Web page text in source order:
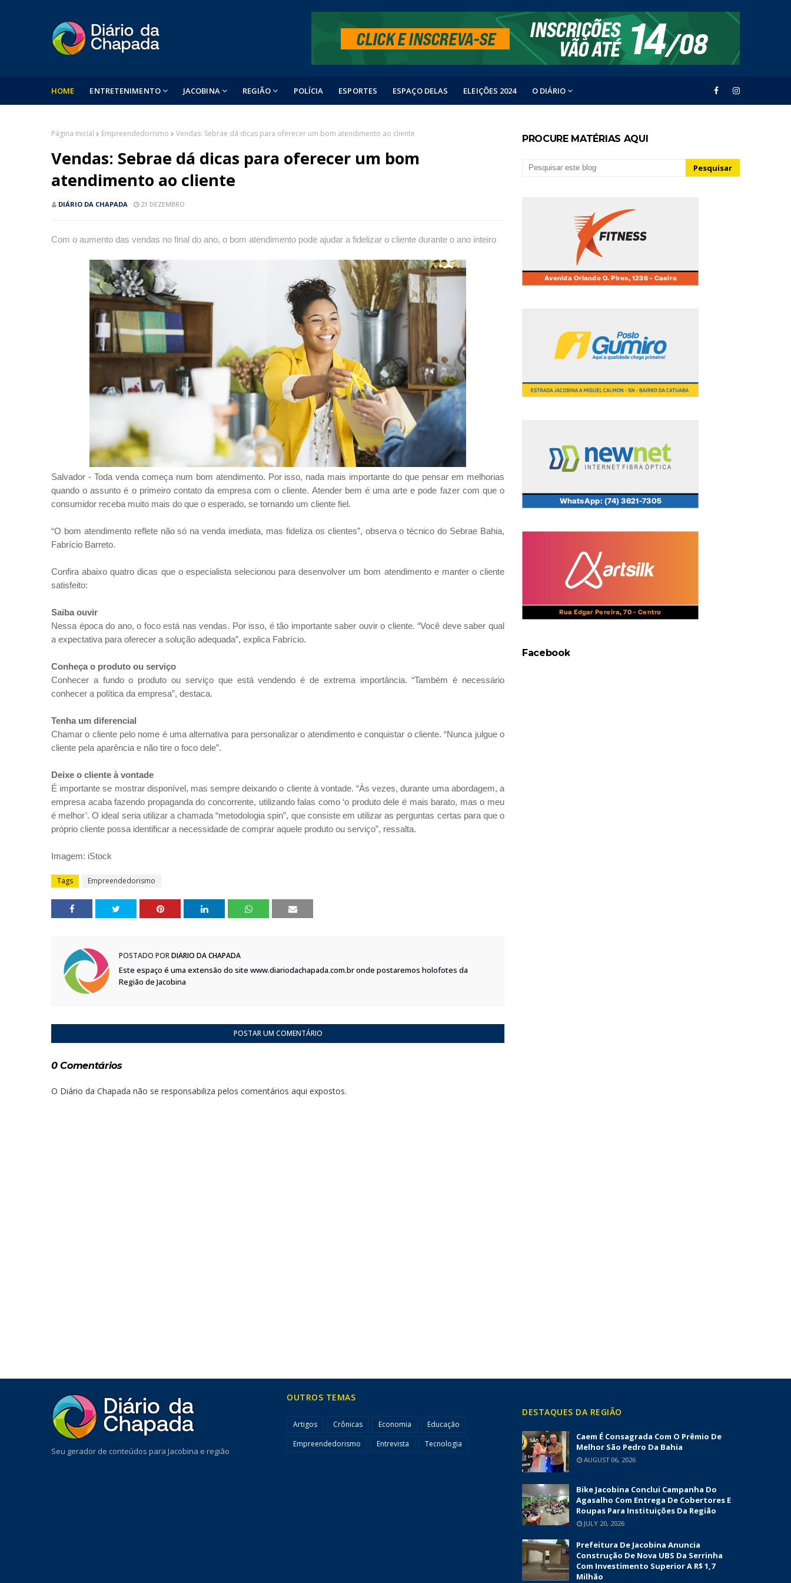
HOME ENTRETENIMENTO JACOBINA REGIÃO POLÍCIA ESPORTES ESPAÇO DELAS ELEIÇÕES 2024 O DIÁRIO
Página inicial Empreendedorismo Vendas: Sebrae dá dicas para oferecer um bom atendimento ao cliente
Vendas: Sebrae dá dicas para oferecer um bom
atendimento ao cliente
DIÁRIO DA CHAPADA 21 DEZEMBRO
Com o aumento das vendas no final do ano, o bom atendimento pode ajudar a fidelizar o cliente durante o ano inteiro
Salvador - Toda venda começa num bom atendimento. Por isso, nada mais importante do que pensar em melhorias
quando o assunto é o primeiro contato da empresa com o cliente. Atender bem é uma arte e pode fazer com que o
consumidor receba muito mais do que o esperado, se tornando um cliente fiel.
“O bom atendimento reflete não só na venda imediata, mas fideliza os clientes”, observa o técnico do Sebrae Bahia,
Fabrício Barreto.
Confira abaixo quatro dicas que o especialista selecionou para desenvolver um bom atendimento e manter o cliente
satisfeito:
Saiba ouvir
Nessa época do ano, o foco está nas vendas. Por isso, é tão importante saber ouvir o cliente. “Você deve saber qual
a expectativa para oferecer a solução adequada”, explica Fabrício.
Conheça o produto ou serviço
Conhecer a fundo o produto ou serviço que está vendendo é de extrema importância. “Também é necessário
conhecer a política da empresa”, destaca.
Tenha um diferencial
Chamar o cliente pelo nome é uma alternativa para personalizar o atendimento e conquistar o cliente. “Nunca julgue o
cliente pela aparência e não tire o foco dele”.
Deixe o cliente à vontade
É importante se mostrar disponível, mas sempre deixando o cliente à vontade. “Às vezes, durante uma abordagem, a
empresa acaba fazendo propaganda do concorrente, utilizando falas como ‘o produto dele é mais barato, mas o meu
é melhor’. O ideal seria utilizar a chamada “metodologia spin”, que consiste em utilizar as perguntas certas para que o
próprio cliente possa identificar a necessidade de comprar aquele produto ou serviço”, ressalta.
Imagem: iStock
Tags Empreendedorismo
POSTADO PORDIÁRIO DA CHAPADA
Este espaço é uma extensão do site www.diariodachapada.com.br onde postaremos holofotes da
Região de Jacobina
POSTAR UM COMENTÁRIO
0 Comentários
O Diário da Chapada não se responsabiliza pelos comentários aqui expostos.
PROCURE MATÉRIAS AQUI
Facebook
Seu gerador de conteúdos para Jacobina e região
OUTROS TEMAS
Artigos Crônicas Economia
Educação
Empreendedorismo
Entrevista Tecnologia
DESTAQUES DA REGIÃO
Caem É Consagrada Com O Prêmio De
Melhor São Pedro Da Bahia
AUGUST 06, 2026
Bike Jacobina Conclui Campanha Do
Agasalho Com Entrega De Cobertores E
Roupas Para Instituições Da Região
JULY 20, 2026
Prefeitura De Jacobina Anuncia
Construção De Nova UBS Da Serrinha
Com Investimento Superior A R$ 1,7
Milhão